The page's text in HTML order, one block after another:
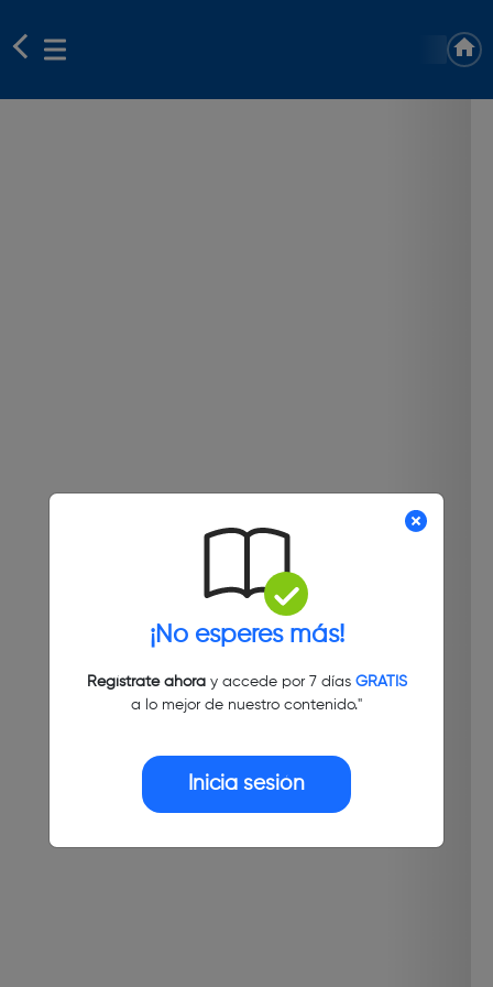
¡No esperes más!
Regístrate ahoray accede por 7 días GRATIS
a lo mejor de nuestro contenido."
Inicia sesión